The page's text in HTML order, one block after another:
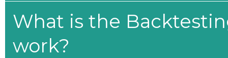
What is the
work?